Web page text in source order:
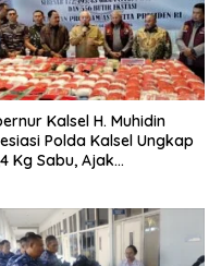
Kalsel H. Muhidin
Polda Kalsel Ungkap
Kg Sabu, Ajak